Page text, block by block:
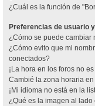
¿Cuál es la función de
Preferencias de usuario
¿Cómo se puede cambiar
¿Cómo evito que mi
conectados?
¡La hora en los foros no
Cambié la zona horaria
¡Mi idioma no está en la
¿Qué es la imagen al